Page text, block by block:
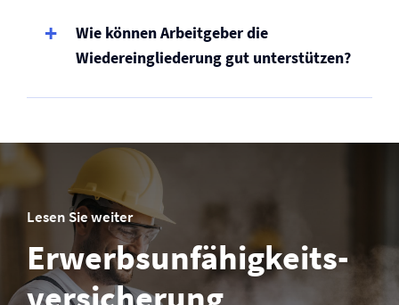
Wie können Arbeitgeber die
Wiedereingliederung gut unterstützen?
Lesen Sie weiter
Erwerbsunfähigkeits­­